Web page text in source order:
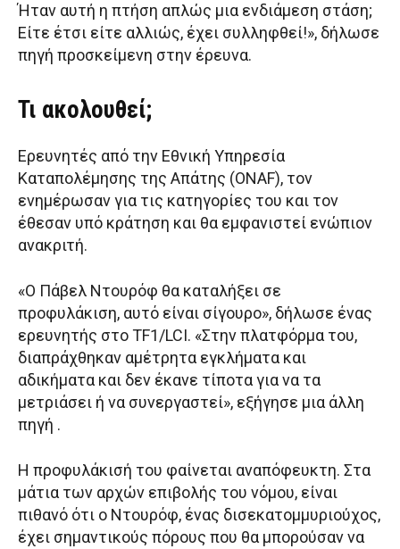
Ήταν αυτή η πτήση απλώς μια ενδιάμεση στάση;
Είτε έτσι είτε αλλιώς, έχει συλληφθεί!», δήλωσε
πηγή προσκείμενη στην έρευνα.
Τι ακολουθεί;
Ερευνητές από την Εθνική Υπηρεσία
Καταπολέμησης της Απάτης (ONAF), τον
ενημέρωσαν για τις κατηγορίες του και τον
έθεσαν υπό κράτηση και θα εμφανιστεί ενώπιον
ανακριτή.
«Ο Πάβελ Ντουρόφ θα καταλήξει σε
προφυλάκιση, αυτό είναι σίγουρο», δήλωσε ένας
ερευνητής στο TF1/LCI. «Στην πλατφόρμα του,
διαπράχθηκαν αμέτρητα εγκλήματα και
αδικήματα και δεν έκανε τίποτα για να τα
μετριάσει ή να συνεργαστεί», εξήγησε μια άλλη
πηγή .
Η προφυλάκισή του φαίνεται αναπόφευκτη. Στα
μάτια των αρχών επιβολής του νόμου, είναι
πιθανό ότι ο Ντουρόφ, ένας δισεκατομμυριούχος,
έχει σημαντικούς πόρους που θα μπορούσαν να